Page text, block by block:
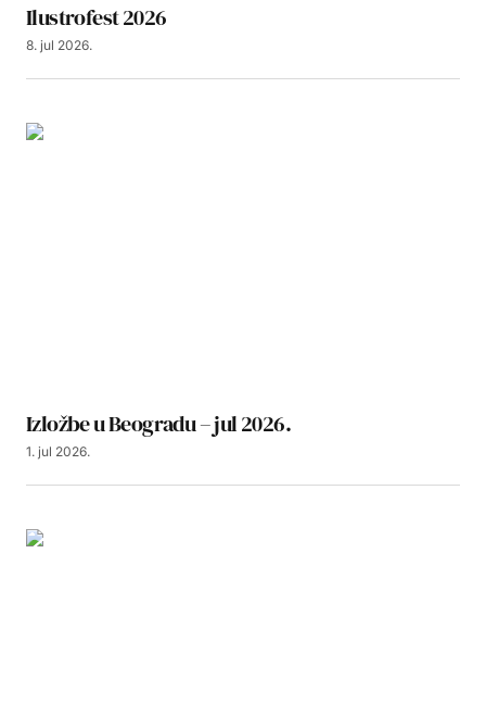
Ilustrofest 2026
8. jul 2026.
Izložbe u Beogradu – jul 2026.
1. jul 2026.